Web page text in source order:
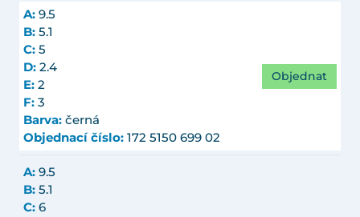
A: 9.5
B: 5.1
C: 5
D: 2.4
E: 2
F: 3
Barva: černá
Objednací číslo: 172 5150 699 02
Objednat
A: 9.5
B: 5.1
C: 6